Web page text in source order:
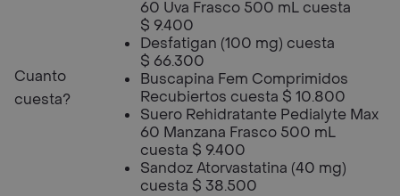
Cuanto
cuesta?
60 Uva Frasco 500 mL cuesta
$ 9.400
Desfatigan (100 mg) cuesta
$ 66.300
Buscapina Fem Comprimidos
Recubiertos cuesta $ 10.800
Suero Rehidratante Pedialyte Max
60 Manzana Frasco 500 mL
cuesta $ 9.400
Sandoz Atorvastatina (40 mg)
cuesta $ 38.500